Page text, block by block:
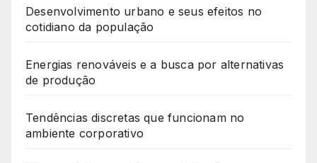
Desenvolvimento urbano e seus efeitos no
cotidiano da população
Energias renováveis e a busca por alternativas
de produção
Tendências discretas que funcionam no
ambiente corporativo